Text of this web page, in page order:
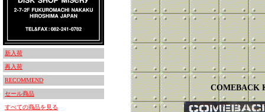
新入荷
再入荷
RECOMMEND
セール商品
すべての商品を見る
COMEBACK